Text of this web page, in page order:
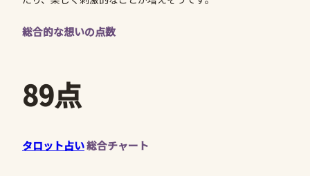
総合的な想いの点数
89点
タロット占い総合チャート